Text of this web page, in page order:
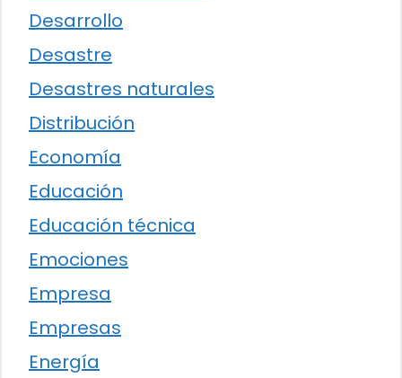
Desarrollo
Desastre
Desastres naturales
Distribución
Economía
Educación
Educación técnica
Emociones
Empresa
Empresas
Energía